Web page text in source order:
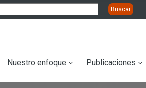
Nuestro enfoque Publicaciones